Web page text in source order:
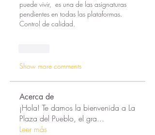
puede vivir,  es una de las asignaturas
pendientes en todas las plataformas.
Control de calidad.
Show more comments
Acerca de
¡Hola! Te damos la bienvenida a La
Plaza del Pueblo, el gra...
Leer más